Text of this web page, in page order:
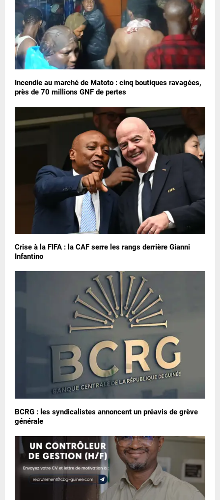
Incendie au marché de Matoto : cinq boutiques ravagées,
près de 70 millions GNF de pertes
Crise à la FIFA : la CAF serre les rangs derrière Gianni
Infantino
BCRG : les syndicalistes annoncent un préavis de grève
générale